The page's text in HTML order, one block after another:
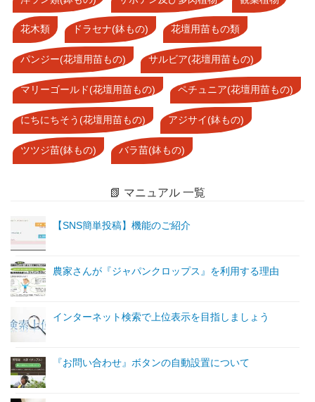
花木類 ドラセナ(鉢もの) 花壇用苗もの類
パンジー(花壇用苗もの) サルビア(花壇用苗もの)
マリーゴールド(花壇用苗もの) ペチュニア(花壇用苗もの)
にちにちそう(花壇用苗もの) アジサイ(鉢もの)
ツツジ苗(鉢もの) バラ苗(鉢もの)
📗 マニュアル 一覧
【SNS簡単投稿】機能のご紹介
農家さんが『ジャパンクロップス』を利用する理由
インターネット検索で上位表示を目指しましょう
『お問い合わせ』ボタンの自動設置について